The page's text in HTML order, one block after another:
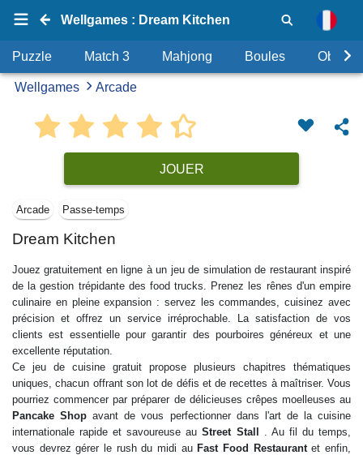
Wellgames : Dream Kitchen
Puzzle Match 3 Mahjong Boules Objets
Wellgames Arcade
JOUER
Arcade Passe-temps
Dream Kitchen
Jouez gratuitement en ligne à un jeu de simulation de restaurant inspiré
de la gestion trépidante des food trucks. Prenez les rênes d'un empire
culinaire en pleine expansion : servez les commandes, cuisinez avec
précision et offrez un service irréprochable. La satisfaction de vos
clients est essentielle pour garantir des pourboires généreux et une
excellente réputation.
Ce jeu de cuisine gratuit propose plusieurs chapitres thématiques
uniques, chacun offrant son lot de défis et de recettes à maîtriser. Vous
pourriez commencer par préparer de délicieuses crêpes moelleuses au
Pancake Shop avant de vous perfectionner dans l'art de la cuisine
internationale rapide et savoureuse auStreet Stall
. Au fil du temps,
vous devrez gérer le rush du midi au Fast Food Restaurantet enfin,